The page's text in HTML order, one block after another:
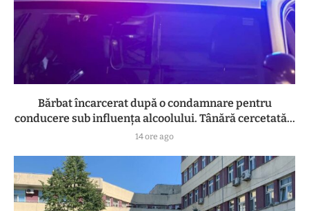
Bărbat încarcerat după o condamnare pentru
conducere sub influența alcoolului. Tânără cercetată...
14 ore ago